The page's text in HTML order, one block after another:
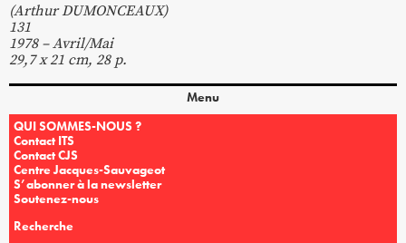
(Arthur DUMONCEAUX)
131
1978 – Avril/Mai
29,7 x 21 cm, 28 p.
Menu
QUI SOMMES-NOUS ?
Contact ITS
Contact CJS
Centre Jacques-Sauvageot
S’abonner à la newsletter
Soutenez-nous
Recherche